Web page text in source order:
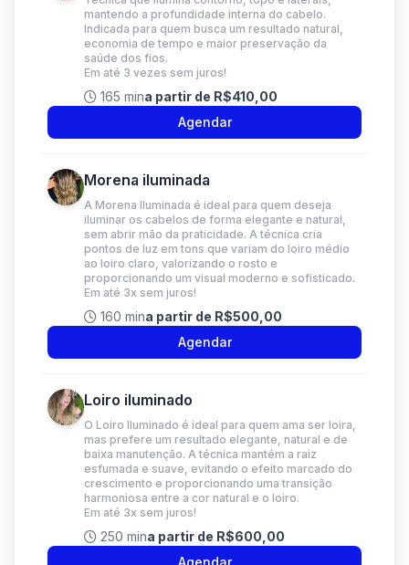
mantendo a profundidade interna do cabelo.
Indicada para quem busca um resultado natural,
economia de tempo e maior preservação da
saúde dos fios.
Em até 3 vezes sem juros!
165 mina partir de R$410,00
Agendar
Morena iluminada
A Morena Iluminada é ideal para quem deseja
iluminar os cabelos de forma elegante e natural,
sem abrir mão da praticidade. A técnica cria
pontos de luz em tons que variam do loiro médio
ao loiro claro, valorizando o rosto e
proporcionando um visual moderno e sofisticado.
Em até 3x sem juros!
160 mina partir de R$500,00
Agendar
Loiro iluminado
O Loiro Iluminado é ideal para quem ama ser loira,
mas prefere um resultado elegante, natural e de
baixa manutenção. A técnica mantém a raiz
esfumada e suave, evitando o efeito marcado do
crescimento e proporcionando uma transição
harmoniosa entre a cor natural e o loiro.
Em até 3x sem juros!
250 mina partir de R$600,00
Agendar